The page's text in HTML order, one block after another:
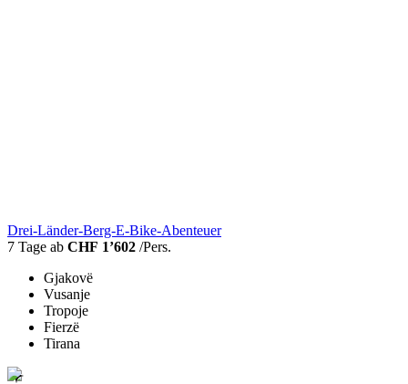
Drei-Länder-Berg-E-Bike-Abenteuer
7 Tage ab CHF 1’602 /Pers.
Gjakovë
Vusanje
Tropoje
Fierzë
Tirana